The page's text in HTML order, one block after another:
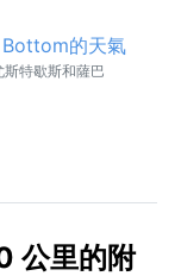
的天氣
特歇斯和薩巴
公里的附